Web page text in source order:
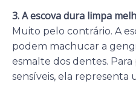
3. A escova dura limpa
Muito pelo contrário. A
podem machucar a
esmalte dos dentes. Para
sensíveis, ela representa